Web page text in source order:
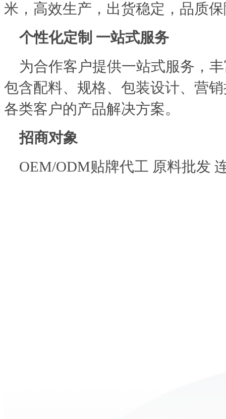
米，高效生产，出货稳定，品质
个性化定制 一站式服务
为合作客户提供一站式服务，
包含配料、规格、包装设计、营
各类客户的产品解决方案。
招商对象
OEM/ODM贴牌代工 原料批发